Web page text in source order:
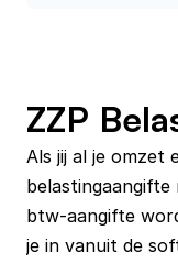
ZZP
Als jij al je omzet
btw-aangifte
je in vanuit de